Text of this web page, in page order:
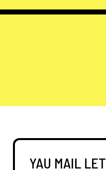
YAU MAIL